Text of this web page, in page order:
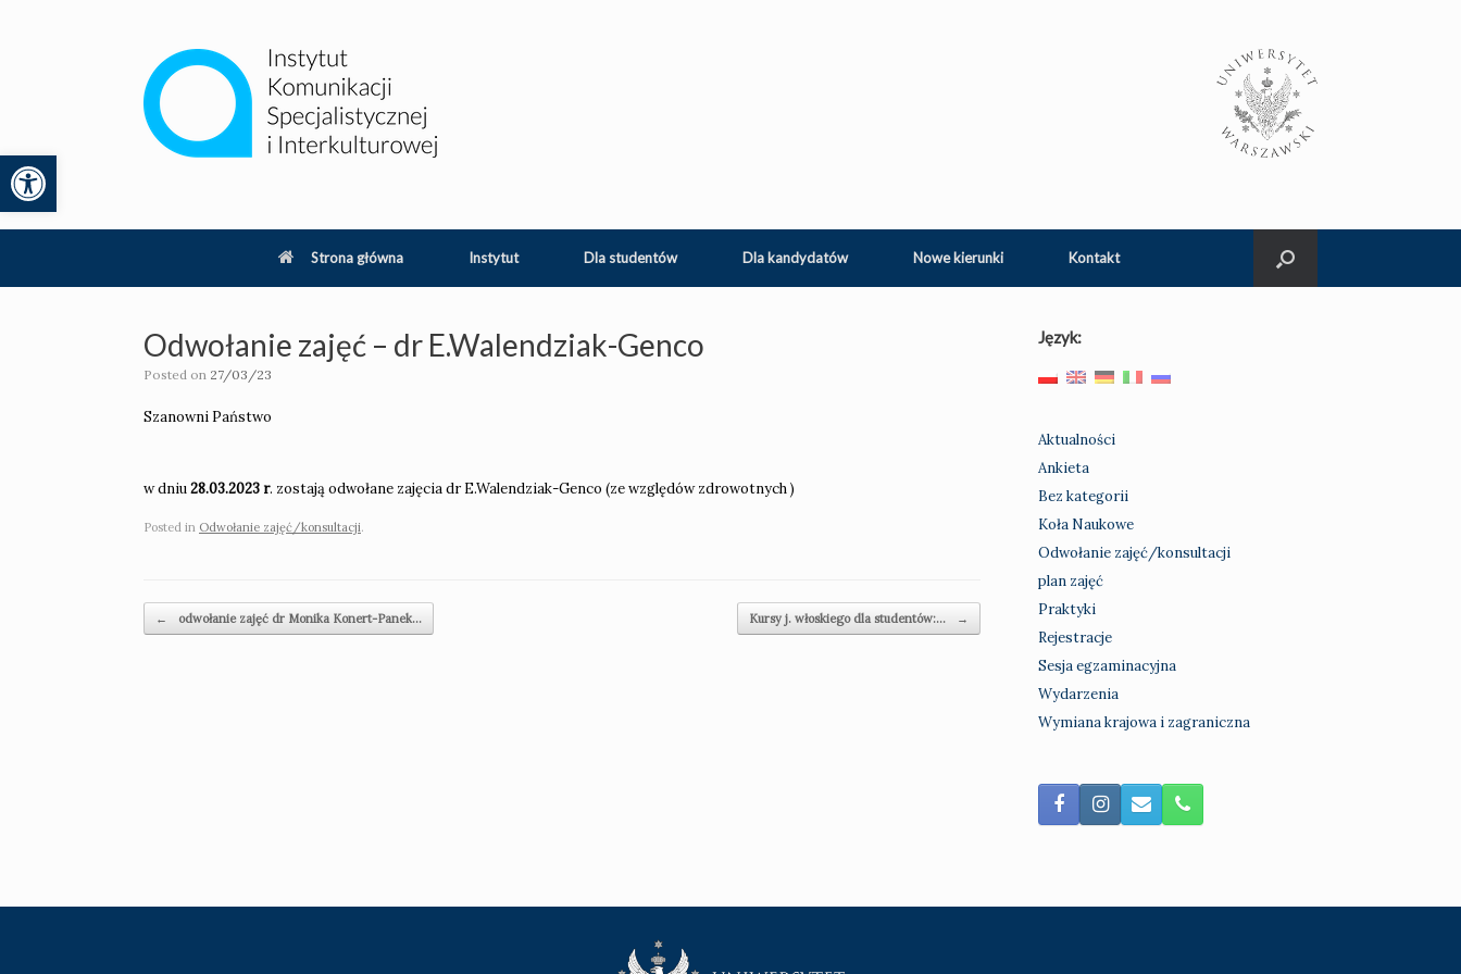
Otwórz pasek narzędzi
Strona główna Instytut Dla studentów Dla kandydatów Nowe kierunki Kontakt
Odwołanie zajęć – dr E.Walendziak-Genco
Posted on 27/03/23
Szanowni Państwo
w dniu28.03.2023 r. zostają odwołane zajęcia dr E.Walendziak-Genco (ze względów zdrowotnych )
Posted in Odwołanie zajęć/konsultacji.
Post navigation
← odwołanie zajęć dr Monika Konert-Panek… Kursy j. włoskiego dla studentów:… →
Język:
Aktualności
Ankieta
Bez kategorii
Koła Naukowe
Odwołanie zajęć/konsultacji
plan zajęć
Praktyki
Rejestracje
Sesja egzaminacyjna
Wydarzenia
Wymiana krajowa i zagraniczna